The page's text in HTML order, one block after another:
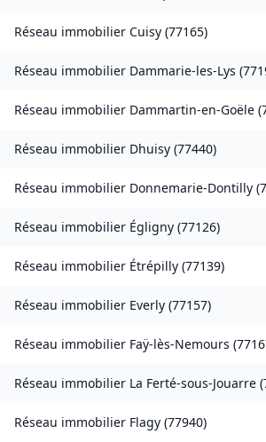
Réseau immobilier Cuisy (77165)
Réseau immobilier Dammarie-les-Lys (
Réseau immobilier Dammartin-en-Goële (
Réseau immobilier Dhuisy (77440)
Réseau immobilier Donnemarie-Dontilly (
Réseau immobilier Égligny (77126)
Réseau immobilier Étrépilly (77139)
Réseau immobilier Everly (77157)
Réseau immobilier Faÿ-lès-Nemours (
Réseau immobilier La Ferté-sous-Jouarre (
Réseau immobilier Flagy (77940)